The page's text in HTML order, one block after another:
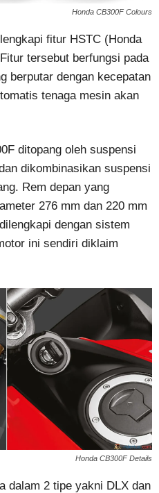
Honda CB300F Colours
fitur HSTC (Honda
tersebut berfungsi pada
berputar dengan kecepatan
tenaga mesin akan
ditopang oleh suspensi
dikombinasikan suspensi
Rem depan yang
276 mm dan 220 mm
dengan sistem
ini sendiri diklaim
Honda CB300F Details
dalam 2 tipe yakni DLX dan